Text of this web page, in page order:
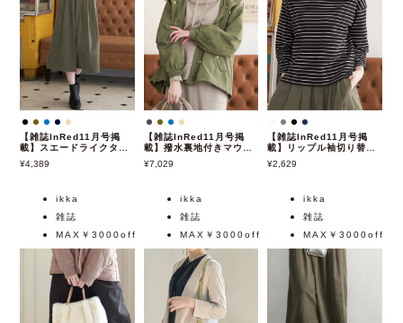
【雑誌InRed11月号掲
載】スエードライクタッ
4,389
【雑誌InRed11月号掲
載】撥水裏地付きマウン
7,029
【雑誌InRed11月号掲
載】リップル袖切り替え
2,629
ikka
雑誌
MAX￥3000off
ikka
雑誌
MAX￥3000off
ikka
雑誌
MAX￥3000off